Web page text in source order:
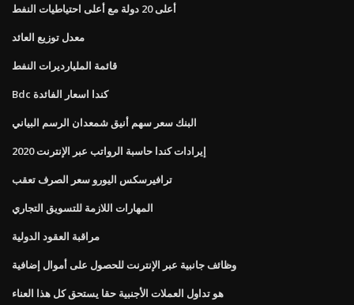
أعلى 20 دولة مع أعلى احتياطيات النفط
معدل توزيع العائد
قائمة المليارديرات النفط
Bdc كندا اسعار الفائدة
البنك سعر سهم أنيق شمعدان الرسم البياني
إيرادات كندا حاسبة الرواتب عبر الإنترنت 2020
ترافيرسكس اليورو سعر الصرف تعقب
المهارات اللازمة للتسويق التجاري
مراقبة العقود الدولية
وظائف جانبية عبر الإنترنت للحصول على أموال إضافية
هو تداول العملات الأجنبية حقا يستحق كل هذا العناء